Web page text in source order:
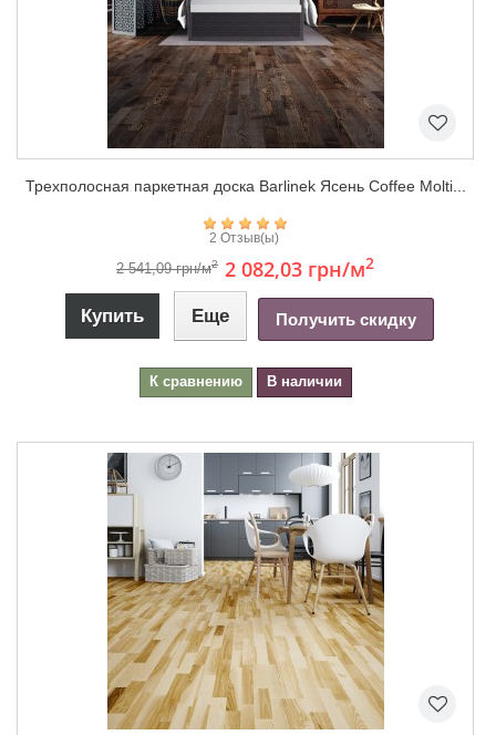
Трехполосная паркетная доска Barlinek Ясень Coffee Molti...
2 Отзыв(ы)
2 541,09 грн/м2 2 082,03 грн/м2
Купить Еще Получить скидку
К сравнению В наличии